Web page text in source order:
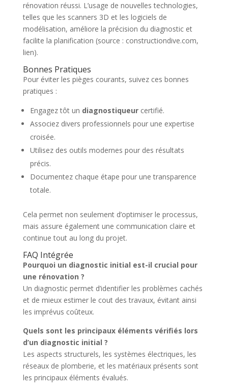
rénovation réussi. L’usage de nouvelles technologies,
telles que les scanners 3D et les logiciels de
modélisation, améliore la précision du diagnostic et
facilite la planification (source : constructiondive.com,
lien).
Bonnes Pratiques
Pour éviter les pièges courants, suivez ces bonnes
pratiques :
Engagez tôt un diagnostiqueurcertifié.
Associez divers professionnels pour une expertise
croisée.
Utilisez des outils modernes pour des résultats
précis.
Documentez chaque étape pour une transparence
totale.
Cela permet non seulement d’optimiser le processus,
mais assure également une communication claire et
continue tout au long du projet.
FAQ Intégrée
Pourquoi un diagnostic initial est-il crucial pour
une rénovation ?
Un diagnostic permet d’identifier les problèmes cachés
et de mieux estimer le cout des travaux, évitant ainsi
les imprévus coûteux.
Quels sont les principaux éléments vérifiés lors
d’un diagnostic initial ?
Les aspects structurels, les systèmes électriques, les
réseaux de plomberie, et les matériaux présents sont
les principaux éléments évalués.